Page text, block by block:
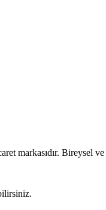
markasıdır. Bireysel ve